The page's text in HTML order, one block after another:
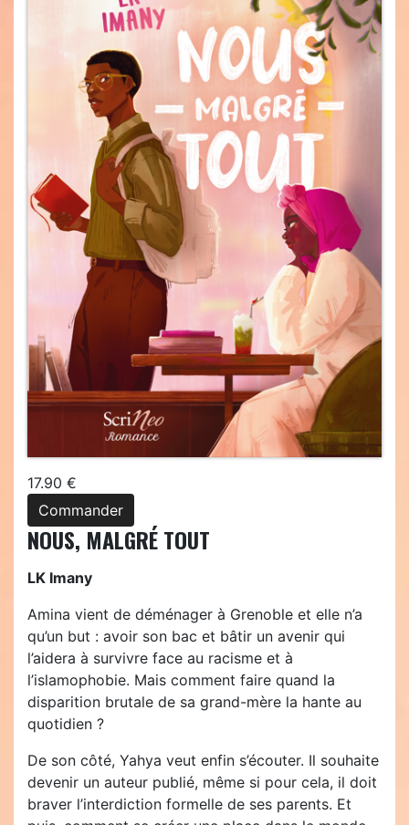
17.90 €
Commander
NOUS, MALGRÉ TOUT
LK Imany
Amina vient de déménager à Grenoble et elle n’a
qu’un but : avoir son bac et bâtir un avenir qui
l’aidera à survivre face au racisme et à
l’islamophobie. Mais comment faire quand la
disparition brutale de sa grand-mère la hante au
quotidien ?
De son côté, Yahya veut enfin s’écouter. Il souhaite
devenir un auteur publié, même si pour cela, il doit
braver l’interdiction formelle de ses parents. Et